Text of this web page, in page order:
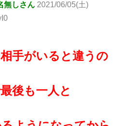
無しさん 2021/06/05(土)
手がいると違うの
後も一人と